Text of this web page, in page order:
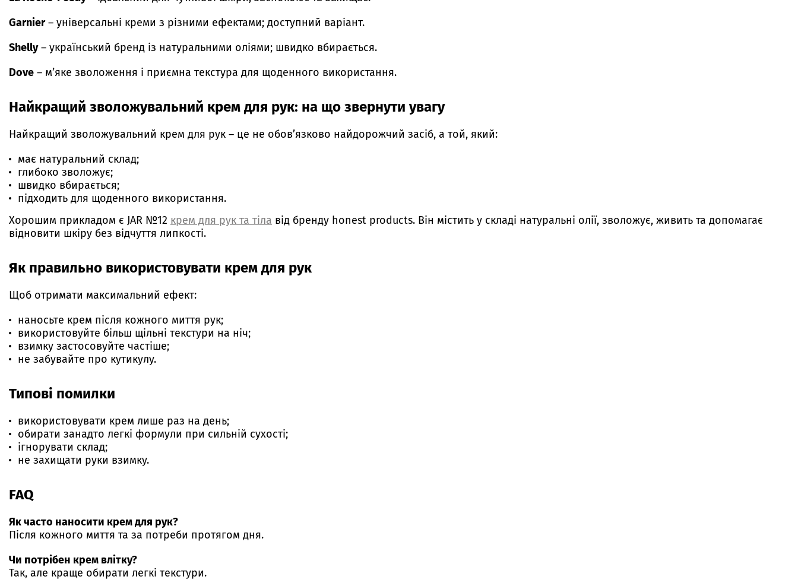
Garnier– універсальні креми з різними ефектами; доступний варіант.
Shelly– український бренд із натуральними оліями; швидко вбирається.
Dove – м’яке зволоження і приємна текстура для щоденного використання.
Найкращий зволожувальний крем для рук: на що звернути увагу
Найкращий зволожувальний крем для рук – це не обов’язково найдорожчий засіб, а той, який:
має натуральний склад;
глибоко зволожує;
швидко вбирається;
підходить для щоденного використання.
Хорошим прикладом є JAR №12 крем для рук та тіла від бренду honest products. Він містить у складі натуральні олії, зволожує, живить та допомагає
відновити шкіру без відчуття липкості.
Як правильно використовувати крем для рук
Щоб отримати максимальний ефект:
наносьте крем після кожного миття рук;
використовуйте більш щільні текстури на ніч;
взимку застосовуйте частіше;
не забувайте про кутикулу.
Типові помилки
використовувати крем лише раз на день;
обирати занадто легкі формули при сильній сухості;
ігнорувати склад;
не захищати руки взимку.
FAQ
Як часто наносити крем для рук?
Після кожного миття та за потреби протягом дня.
Чи потрібен крем влітку?
Так, але краще обирати легкі текстури.